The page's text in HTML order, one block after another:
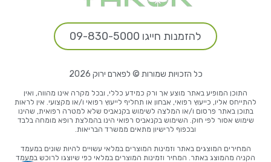
להזמנות חייגו 09-830-5000
כל הזכויות שמורות © לפארם ירוק 2026
התוכן המופיע באתר מוצע אך ורק כמידע כללי, ובכל מקרה אינו מהווה, ואין
להתייחס אליו, כייעוץ רפואי, אבחון או תחליף לייעוץ רפואי ו/או מקצועי. אין לראות
בתוכן באתר פרסום ו/או המלצה לשימוש בקנאביס שלא למטרה רפואית, שהינו
שימוש אסור לפי חוק. השימוש בקנאביס רפואי הינו בהמלצת רופא מומחה בלבד
ובכפוף לרישיון מתאים ממשרד הבריאות.
המחירים המוצגים באתר וזמינות המוצרים במלאי עשויים להיות שונים במעמד
הקניה מהמוצג באתר. המחיר וזמינות המוצרים במלאי כפי שיוצגו לרוכש במעמד